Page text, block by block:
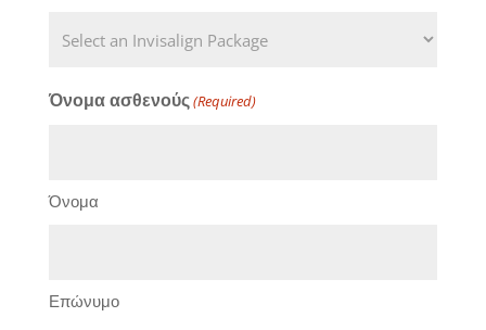
Όνομα ασθενούς(Required)
Όνομα
Επώνυμο